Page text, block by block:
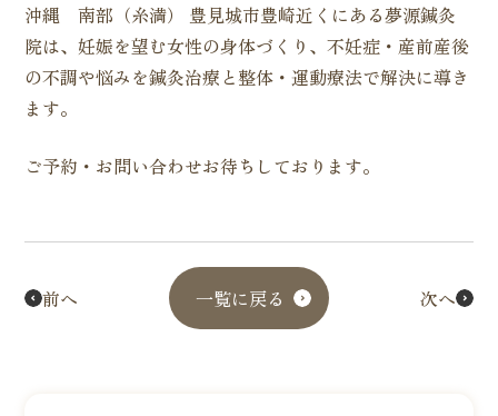
沖縄 南部（糸満） 豊見城市豊崎近くにある夢源鍼灸
院は、妊娠を望む女性の身体づくり、不妊症・産前産後
の不調や悩みを鍼灸治療と整体・運動療法で解決に導き
ます。
ご予約・お問い合わせお待ちしております。
前へ 一覧に戻る 次へ